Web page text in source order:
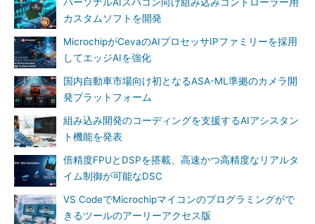
カスタムソフトを開発
MicrochipがCevaのAIプロセッサIPファミリーを採用
してエッジAIを強化
国内自動車市場向け初となるASA-ML準拠のカメラ開
発プラットフォーム
組み込み開発のコーディングを支援するAIアシスタン
ト機能を発表
倍精度FPUとDSPを搭載、高速かつ高精度なリアルタ
イム制御が可能なDSC
VS CodeでMicrochipマイコンのプログラミングがで
きるツールのアーリーアクセス版